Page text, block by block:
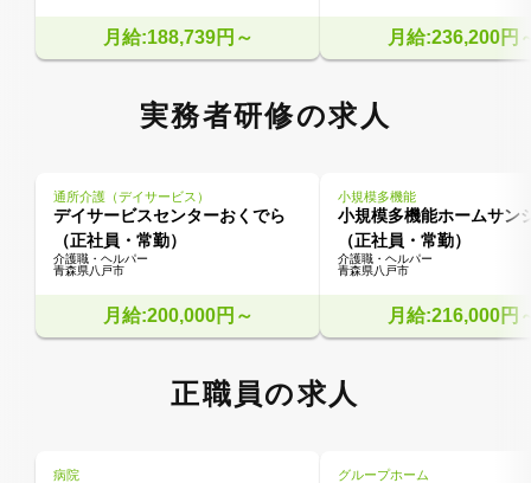
月給:188,739円～ 月給:236,200円
実務者研修の求人
通所介護（デイサービス）
デイサービスセンターおくでら
（正社員・常勤）
介護職・ヘルパー
青森県八戸市
月給:200,000円～
小規模多機能
小規模多機能ホームサン
（正社員・常勤）
介護職・ヘルパー
青森県八戸市
月給:216,000円
正職員の求人
病院 グループホーム